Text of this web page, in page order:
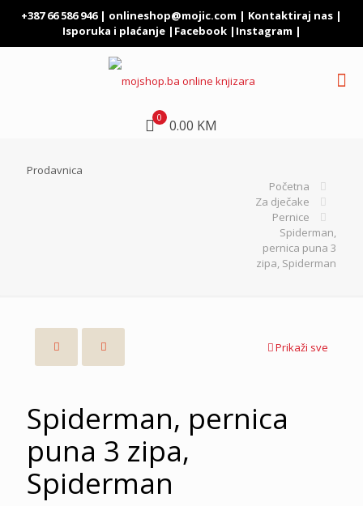
+387 66 586 946 | onlineshop@mojic.com | Kontaktiraj nas |
Isporuka i plaćanje| Facebook| Instagram |
0 0.00 KM
Prodavnica
Početna
Za dječake
Pernice
Spiderman,
pernica puna 3
zipa, Spiderman
Prikaži sve
Spiderman, pernica
puna 3 zipa,
Spiderman